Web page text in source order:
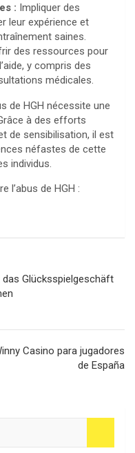
: Impliquer des
leur expérience et
saines.
des ressources pour
y compris des
médicales.
de HGH nécessite une
à des efforts
de sensibilisation, il est
néfastes de cette
individus.
Glücksspielgeschäft
Casino para jugadores
de España